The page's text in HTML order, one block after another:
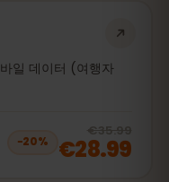
일 데이터 (여행자
−20%
€35.99
€28.99